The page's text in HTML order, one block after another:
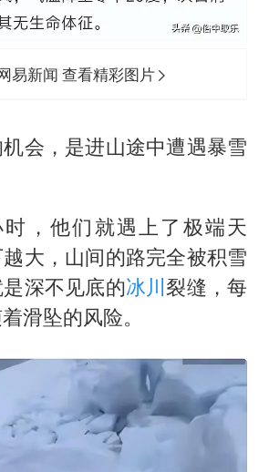
易新闻 查看精彩图片
会，是进山途中遭遇暴雪
，他们就遇上了极端天
大，山间的路完全被积雪
深不见底的冰川裂缝，每
滑坠的风险。